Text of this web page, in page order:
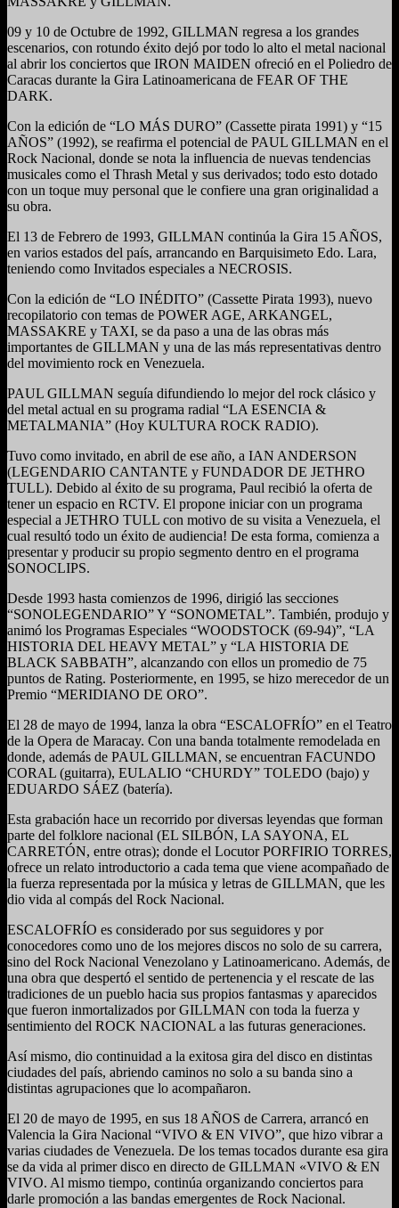
09 y 10 de Octubre de 1992, GILLMAN regresa a los grandes
escenarios, con rotundo éxito dejó por todo lo alto el metal nacional
al abrir los conciertos que IRON MAIDEN ofreció en el Poliedro de
Caracas durante la Gira Latinoamericana de FEAR OF THE
DARK.
Con la edición de “LO MÁS DURO” (Cassette pirata 1991) y “15
AÑOS” (1992), se reafirma el potencial de PAUL GILLMAN en el
Rock Nacional, donde se nota la influencia de nuevas tendencias
musicales como el Thrash Metal y sus derivados; todo esto dotado
con un toque muy personal que le confiere una gran originalidad a
su obra.
El 13 de Febrero de 1993, GILLMAN continúa la Gira 15 AÑOS,
en varios estados del país, arrancando en Barquisimeto Edo. Lara,
teniendo como Invitados especiales a NECROSIS.
Con la edición de “LO INÉDITO” (Cassette Pirata 1993), nuevo
recopilatorio con temas de POWER AGE, ARKANGEL,
MASSAKRE y TAXI, se da paso a una de las obras más
importantes de GILLMAN y una de las más representativas dentro
del movimiento rock en Venezuela.
PAUL GILLMAN seguía difundiendo lo mejor del rock clásico y
del metal actual en su programa radial “LA ESENCIA &
METALMANIA” (Hoy KULTURA ROCK RADIO).
Tuvo como invitado, en abril de ese año, a IAN ANDERSON
(LEGENDARIO CANTANTE y FUNDADOR DE JETHRO
TULL). Debido al éxito de su programa, Paul recibió la oferta de
tener un espacio en RCTV. El propone iniciar con un programa
especial a JETHRO TULL con motivo de su visita a Venezuela, el
cual resultó todo un éxito de audiencia! De esta forma, comienza a
presentar y producir su propio segmento dentro en el programa
SONOCLIPS.
Desde 1993 hasta comienzos de 1996, dirigió las secciones
“SONOLEGENDARIO” Y “SONOMETAL”. También, produjo y
animó los Programas Especiales “WOODSTOCK (69-94)”, “LA
HISTORIA DEL HEAVY METAL” y “LA HISTORIA DE
BLACK SABBATH”, alcanzando con ellos un promedio de 75
puntos de Rating. Posteriormente, en 1995, se hizo merecedor de un
Premio “MERIDIANO DE ORO”.
El 28 de mayo de 1994, lanza la obra “ESCALOFRÍO” en el Teatro
de la Opera de Maracay. Con una banda totalmente remodelada en
donde, además de PAUL GILLMAN, se encuentran FACUNDO
CORAL (guitarra), EULALIO “CHURDY” TOLEDO (bajo) y
EDUARDO SÁEZ (batería).
Esta grabación hace un recorrido por diversas leyendas que forman
parte del folklore nacional (EL SILBÓN, LA SAYONA, EL
CARRETÓN, entre otras); donde el Locutor PORFIRIO TORRES,
ofrece un relato introductorio a cada tema que viene acompañado de
la fuerza representada por la música y letras de GILLMAN, que les
dio vida al compás del Rock Nacional.
ESCALOFRÍO es considerado por sus seguidores y por
conocedores como uno de los mejores discos no solo de su carrera,
sino del Rock Nacional Venezolano y Latinoamericano. Además, de
una obra que despertó el sentido de pertenencia y el rescate de las
tradiciones de un pueblo hacia sus propios fantasmas y aparecidos
que fueron inmortalizados por GILLMAN con toda la fuerza y
sentimiento del ROCK NACIONAL a las futuras generaciones.
Así mismo, dio continuidad a la exitosa gira del disco en distintas
ciudades del país, abriendo caminos no solo a su banda sino a
distintas agrupaciones que lo acompañaron.
El 20 de mayo de 1995, en sus 18 AÑOS de Carrera, arrancó en
Valencia la Gira Nacional “VIVO & EN VIVO”, que hizo vibrar a
varias ciudades de Venezuela. De los temas tocados durante esa gira
se da vida al primer disco en directo de GILLMAN «VIVO & EN
VIVO. Al mismo tiempo, continúa organizando conciertos para
darle promoción a las bandas emergentes de Rock Nacional.